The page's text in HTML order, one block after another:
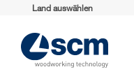
Land auswählen